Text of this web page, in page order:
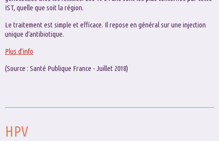
IST, quelle que soit la région.
Le traitement est simple et efficace. Il repose en général sur une injection
unique d’antibiotique.
Plus d’info
(Source : Santé Publique France - Juillet 2018)
HPV